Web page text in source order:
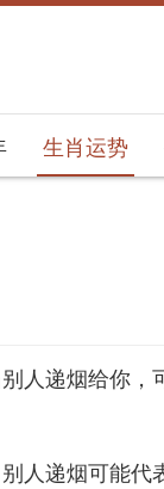
生肖运势
人递烟给你
人递烟可能代